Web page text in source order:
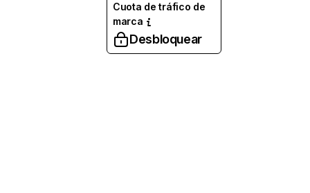
Cuota de tráfico de
marca
Desbloquear